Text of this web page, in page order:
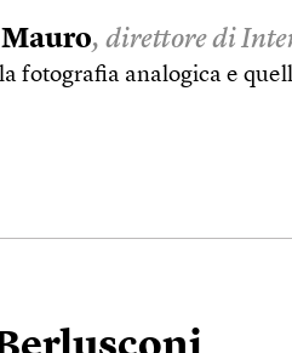
, direttore di
fotografia analogica e